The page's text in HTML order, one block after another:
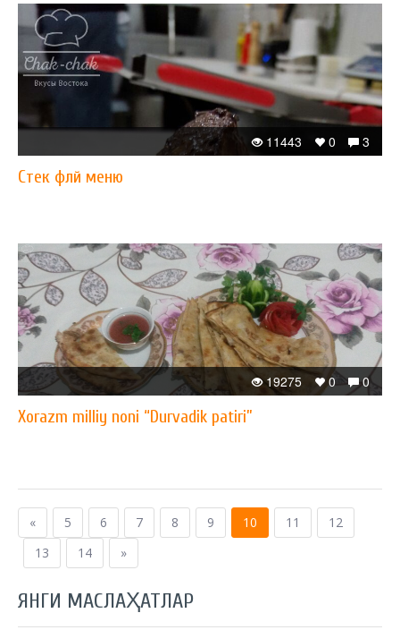
3
0
11443
Стек флй меню
0
0
19275
Xorazm milliy noni “Durvadik patiri”
« 5 6 7 8 9 10 11
12
13
14 »
ЯНГИ МАСЛАҲАТЛАР